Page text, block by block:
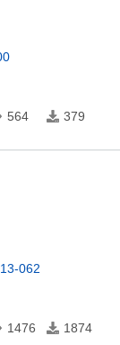
564 379
062
1476 1874